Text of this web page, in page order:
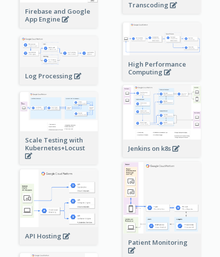
Firebase and Google
App Engine
Transcoding
High Performance
Computing
Log Processing
Jenkins on k8s
Scale Testing with
Kubernetes+Locust
Patient Monitoring
API Hosting